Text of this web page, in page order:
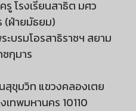
โรงเรียนสาธิต มศว
(ฝ่ายมัธยม)
บรมโอรสาธิราชฯ สยาม
กุมาร
สุขุมวิท แขวงคลองเตย
ทพมหานคร 10110